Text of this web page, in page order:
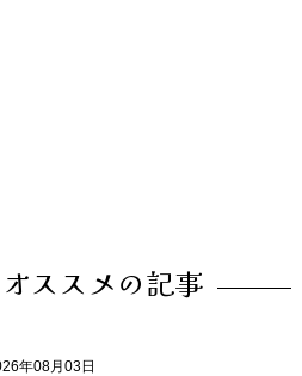
ススメの記事
年08月03日